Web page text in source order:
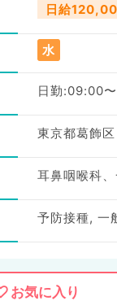
日給
水
日勤:09:00
東京都葛飾区
耳鼻咽喉科
予防接種, 一
お気に入り